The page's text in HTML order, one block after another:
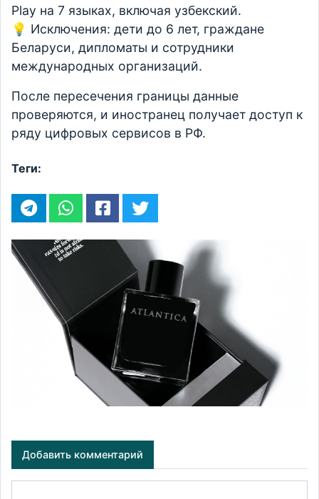
Play на 7 языках, включая узбекский.
💡 Исключения: дети до 6 лет, граждане
Беларуси, дипломаты и сотрудники
международных организаций.
После пересечения границы данные
проверяются, и иностранец получает доступ к
ряду цифровых сервисов в РФ.
Теги:
Добавить комментарий